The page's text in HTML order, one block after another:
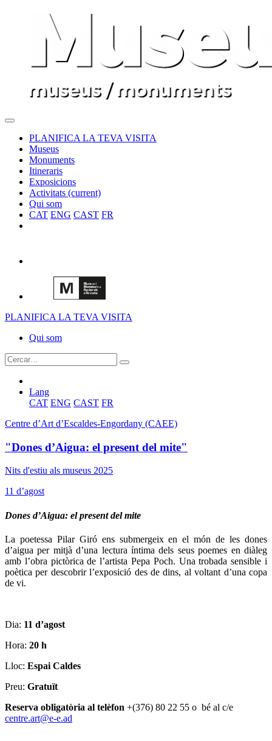
PLANIFICA LA TEVA VISITA
Museus
Monuments
Itineraris
Exposicions
Activitats (current)
Qui som
CAT ENG CAST FR
PLANIFICA LA TEVA VISITA
Qui som
Lang
CAT ENG CAST FR
Centre d’Art d’Escaldes-Engordany (CAEE)
"Dones d’Aigua: el present del mite"
Nits d'estiu als museus 2025
11 d’agost
Dones d’Aigua: el present del mite
La poetessa Pilar Giró ens submergeix en el món de les dones
d’aigua per mitjà d’una lectura íntima dels seus poemes en diàleg
amb l’obra pictòrica de l’artista Pepa Poch. Una trobada sensible i
poètica per descobrir l’exposició des de dins, al voltant d’una copa
de vi.
Dia: 11 d’agost
Hora: 20 h
Lloc: Espai Caldes
Preu: Gratuït
Reserva obligatòria al telèfon +(376) 80 22 55 o bé al c/e
centre.art@e-e.ad